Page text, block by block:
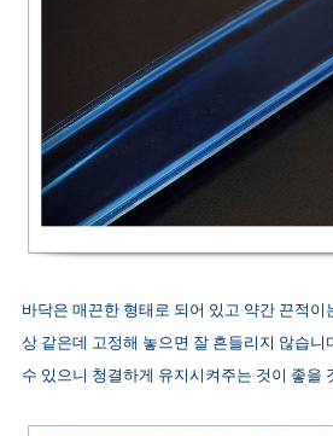
바닥은 매끈한 형태로 되어 있고 약간 끈적이
상 같은데 고정해 놓으면 잘 흔들리지 않습니
수 있으니 청결하게 유지시켜주는 것이 좋을